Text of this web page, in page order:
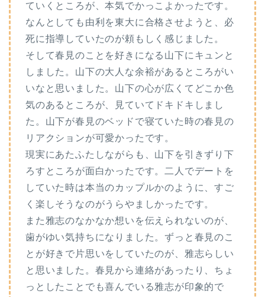
ていくところが、本気でかっこよかったです。
なんとしても由利を東大に合格させようと、必
死に指導していたのが頼もしく感じました。
そして春見のことを好きになる山下にキュンと
しました。山下の大人な余裕があるところがい
いなと思いました。山下の心が広くてどこか色
気のあるところが、見ていてドキドキしまし
た。山下が春見のベッドで寝ていた時の春見の
リアクションが可愛かったです。
現実にあたふたしながらも、山下を引きずり下
ろすところが面白かったです。二人でデートを
していた時は本当のカップルかのように、すご
く楽しそうなのがうらやましかったです。
また雅志のなかなか想いを伝えられないのが、
歯がゆい気持ちになりました。ずっと春見のこ
とが好きで片思いをしていたのが、雅志らしい
と思いました。春見から連絡があったり、ちょ
っとしたことでも喜んでいる雅志が印象的で